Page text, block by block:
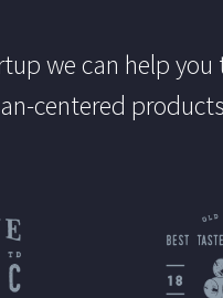
we can help
centered